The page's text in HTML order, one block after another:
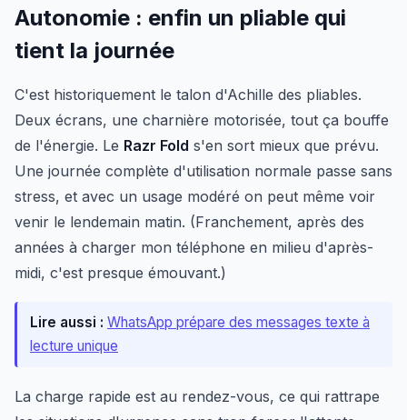
Autonomie : enfin un pliable qui
tient la journée
C'est historiquement le talon d'Achille des pliables.
Deux écrans, une charnière motorisée, tout ça bouffe
de l'énergie. Le Razr Fold s'en sort mieux que prévu.
Une journée complète d'utilisation normale passe sans
stress, et avec un usage modéré on peut même voir
venir le lendemain matin. (Franchement, après des
années à charger mon téléphone en milieu d'après-
midi, c'est presque émouvant.)
Lire aussi : WhatsApp prépare des messages texte à
lecture unique
La charge rapide est au rendez-vous, ce qui rattrape